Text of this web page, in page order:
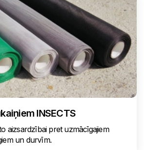
INSECTS
aizsardzībai pret uzmācīgajiem
un durvīm.